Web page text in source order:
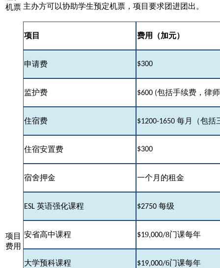
机票 主办方可以协助学生预定机票，项目要求团进团出。
项目
费用
项目 费用（加元）
申请费 $300
监护费 $600 (包括手续费，律
住宿费 $1200-1650每月（包括
住宿安置费 $300
宿舍押金 一个月的租金
ESL英语强化课程 $2750每级
安省高中课程 $19,000/8 门课每年
大学预科课程 $19,000/6门课每年